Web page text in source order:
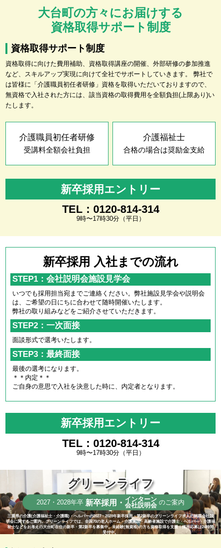
大台町の方々にお届けする
資格取得サポート制度
資格取得サポート制度
資格取得に向けた費用補助、資格取得講座の開催、外部研修の参加推進
など、スキルアップ実現に向けて全社でサポートしていきます。 弊社で
は皆様に「介護職員初任者研修」資格を取得いただいておりますので、
無資格で入社された方には、該当資格の取得費用を全額負担(上限あり)い
たします。
介護職員初任者研修
受講料全額会社負担
介護福祉士
合格の場合は奨励金支給
新卒採用エントリー
TEL：0120-814-314
9時〜17時30分（平日）
新卒採用 入社までの流れ
STEP1：会社説明会施設見学会
いつでも採用担当宛までご連絡ください。弊社施設見学会や説明会
は、ご希望の日にちに合わせて随時開催いたします。
弊社の取り組みなどをご紹介させていただきます。
STEP2：一次面接
面談形式で選考いたします。
STEP3：最終面接
最後の選考になります。
＊＊内定＊＊
ご自身の意思で入社を決意した時に、内定者となります。
新卒採用エントリー
TEL：0120-814-314
9時〜17時30分（平日）
グリーンライフ
2027・2028年卒 新卒採用・ インターン
会社説明会 のご案内
三重県の介護(介護福祉士・介護職)・ヘルパーの2027・2028年新卒採用・第2新卒のグリーンライフ求人の就職会社説
明会に関するご案内。グリーンライフでは、全国70の老人ホーム・介護施設・高齢者施設で介護士・ヘルパー・介護福
祉士などをお考えの大台町在住の新卒・第2新卒を募集中。未経験(無資格)の方も資格取得を支援！採用応募は24時間
受付中。